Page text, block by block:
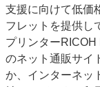
お問い合わせ
支援に向けて低価
フレットを提供し
プリンター
のネット通販サイ
か、インターネッ